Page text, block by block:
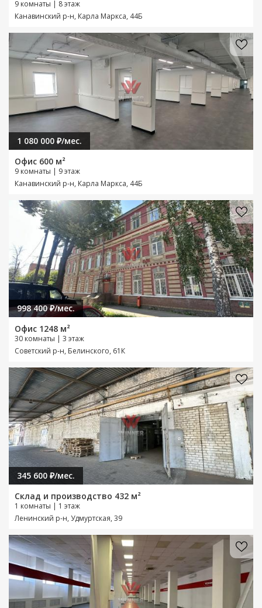
9 комнаты | 8 этаж
Канавинский р-н, Карла Маркса, 44Б
1 080 000 ₽/мес.
Офис 600 м²
9 комнаты | 9 этаж
Канавинский р-н, Карла Маркса, 44Б
998 400 ₽/мес.
Офис 1248 м²
30 комнаты | 3 этаж
Советский р-н, Белинского, 61К
345 600 ₽/мес.
Склад и производство 432 м²
1 комнаты | 1 этаж
Ленинский р-н, Удмуртская, 39